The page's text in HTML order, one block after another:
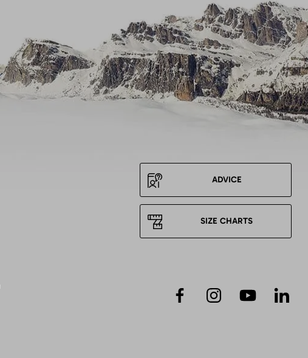
ADVICE
SIZE CHARTS